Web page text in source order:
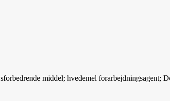
middel; hvedemel forarbejdningsagent;